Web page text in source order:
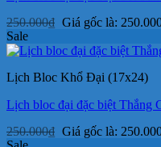
250.000₫ Giá gốc là:
Sale
Lịch Bloc Khổ Đại (17x24)
Lịch bloc đại đặc biệt Thắng
250.000₫ Giá gốc là: